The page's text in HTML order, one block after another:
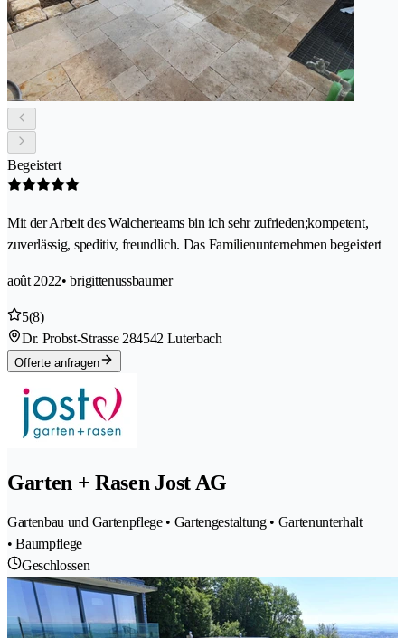
Begeistert
Mit der Arbeit des Walcherteams bin ich sehr zufrieden;kompetent,
zuverlässig, speditiv, freundlich. Das Familienunternehmen begeistert
août 2022• brigittenussbaumer
5(8)
Dr. Probst-Strasse 284542 Luterbach
Offerte anfragen
Garten + Rasen Jost AG
Gartenbau und Gartenpflege • Gartengestaltung • Gartenunterhalt
• Baumpflege
Geschlossen